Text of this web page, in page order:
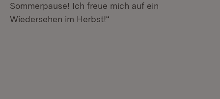
Sommerpause! Ich freue mich auf ein
Wiedersehen im Herbst!“